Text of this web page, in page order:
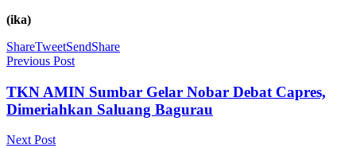
(ika)
ShareTweetSendShare
Previous Post
TKN AMIN Sumbar Gelar Nobar Debat Capres,
Dimeriahkan Saluang Bagurau
Next Post